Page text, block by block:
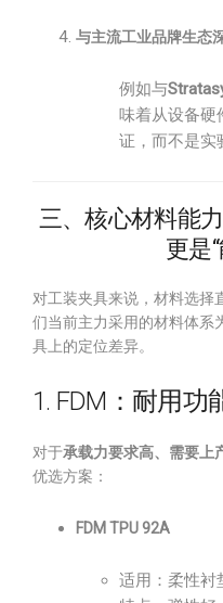
与主流工业品牌生态
例如与
味着从设备硬
证，而不是实
三、核心材料能
更是
对工装夹具来说，材料选择
们当前主力采用的材料体系
具上的定位差异。
1. FDM：耐用功
对于承载力要求高、需要上
优选方案：
FDM TPU 92A
适用：柔性衬